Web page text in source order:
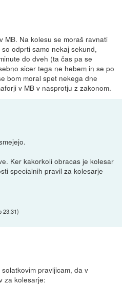
MB. Na kolesu se moraš ravnati
odprti samo nekaj sekund,
do dveh (ta čas pa se
sicer tega ne hebem in se po
bom moral spet nekega dne
v MB v nasprotju z zakonom.
Ker kakorkoli obracas je kolesar
specialnih pravil za kolesarje
23:31)
pravljicam, da v
za kolesarje: